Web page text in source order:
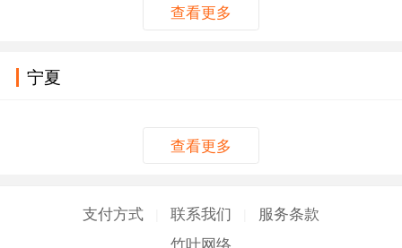
查看更多
宁夏
查看更多
支付方式 联系我们
服务条款
竹叶网络